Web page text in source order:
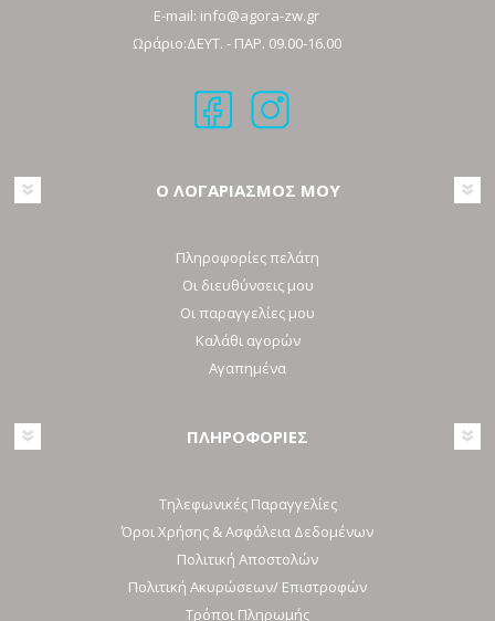
E-mail: info@agora-zw.gr
Ωράριο:ΔΕΥΤ. - ΠΑΡ. 09.00-16.00
Ο ΛΟΓΑΡΙΑΣΜΟΣ ΜΟΥ
Πληροφορίες πελάτη
Οι διευθύνσεις μου
Οι παραγγελίες μου
Καλάθι αγορών
Αγαπημένα
ΠΛΗΡΟΦΟΡΙΕΣ
Τηλεφωνικές Παραγγελίες
Όροι Χρήσης & Ασφάλεια Δεδομένων
Πολιτική Αποστολών
Πολιτική Ακυρώσεων/ Επιστροφών
Τρόποι Πληρωμής